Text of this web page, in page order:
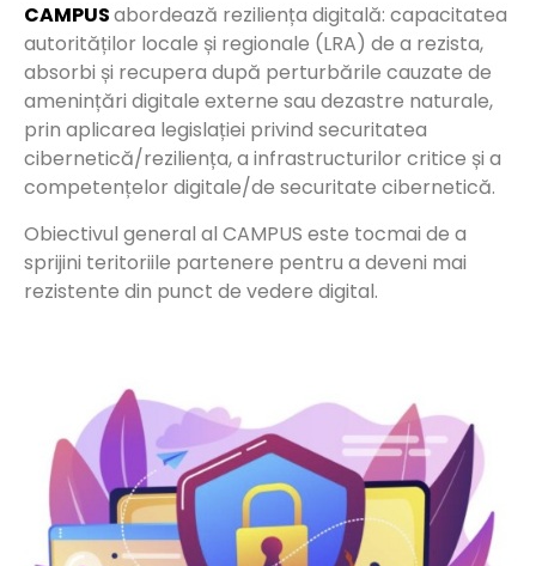
CAMPUSabordează reziliența digitală: capacitatea
autorităților locale și regionale (LRA) de a rezista,
absorbi și recupera după perturbările cauzate de
amenințări digitale externe sau dezastre naturale,
prin aplicarea legislației privind securitatea
cibernetică/reziliența, a infrastructurilor critice și a
competențelor digitale/de securitate cibernetică.
Obiectivul general al CAMPUS este tocmai de a
sprijini teritoriile partenere pentru a deveni mai
rezistente din punct de vedere digital.